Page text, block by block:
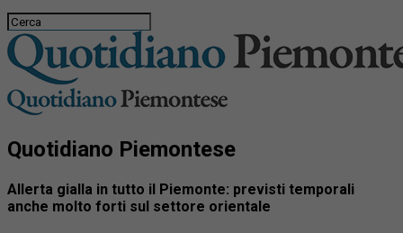
Quotidiano Piemontese
Allerta gialla in tutto il Piemonte: previsti temporali
anche molto forti sul settore orientale